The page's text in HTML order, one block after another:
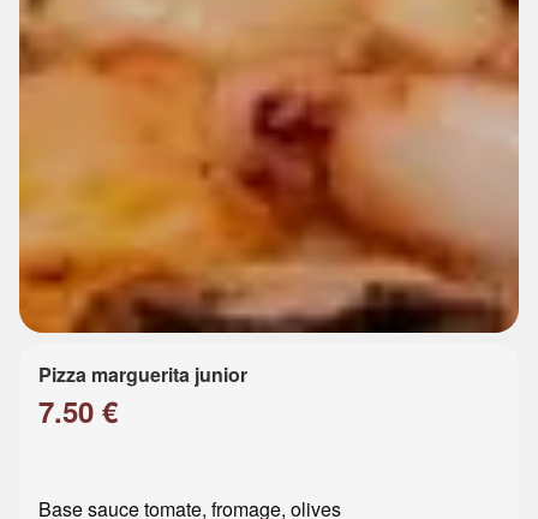
Pizza marguerita junior
7.50 €
Base sauce tomate, fromage, olives